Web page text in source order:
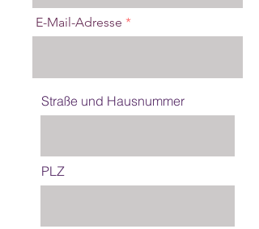
E-Mail-Adresse
Straße und Hausnummer
PLZ